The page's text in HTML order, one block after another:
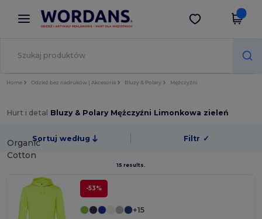
× Aplikacja Wordans
Lepsze ceny w aplikacji!
Pobierz app
Home Odzież bez nadruków | Akcesoria Bluzy & Polary Mężczyźni
Hurt i detal Bluzy & Polary Mężczyźni Limonkowa zieleń
Sortuj według Filtr ✓
15 results.
Organic
Cotton
-53%
+15